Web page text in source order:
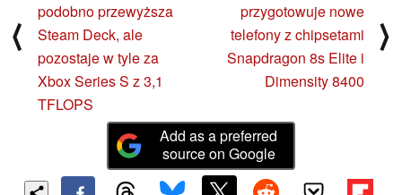
⟨
podobno przewyższa
Steam Deck, ale
pozostaje w tyle za
Xbox Series S z 3,1
TFLOPS
przygotowuje nowe
telefony z chipsetami
Snapdragon 8s Elite i
Dimensity 8400
⟩
Add as a preferred
source on Google